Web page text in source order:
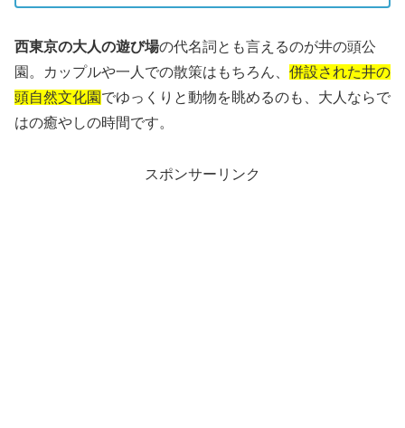
西東京の大人の遊び場の代名詞とも言えるのが井の頭公
園。カップルや一人での散策はもちろん、 併設された井の
頭自然文化園 でゆっくりと動物を眺めるのも、大人ならで
はの癒やしの時間です。
スポンサーリンク